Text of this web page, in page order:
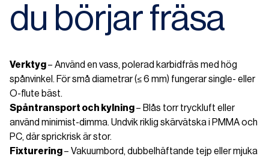
du börjar fräsa
Verktyg– Använd en vass, polerad karbidfräs med hög
spånvinkel. För små diametrar (≤ 6 mm) fungerar single- eller
O-flute bäst.
Spåntransport och kylning– Blås torr tryckluft eller
använd minimist-dimma. Undvik riklig skärvätska i PMMA och
PC, där sprickrisk är stor.
Fixturering– Vakuumbord, dubbelhäftande tejp eller mjuka